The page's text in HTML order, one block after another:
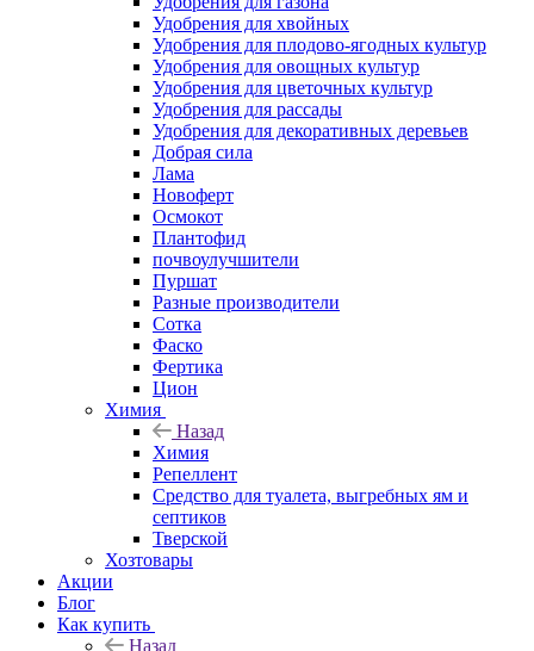
Удобрения для хвойных
Удобрения для плодово-ягодных культур
Удобрения для овощных культур
Удобрения для цветочных культур
Удобрения для рассады
Удобрения для декоративных деревьев
Добрая сила
Лама
Новоферт
Осмокот
Плантофид
почвоулучшители
Пуршат
Разные производители
Сотка
Фаско
Фертика
Цион
Химия
Назад
Химия
Репеллент
Средство для туалета, выгребных ям и
септиков
Тверской
Хозтовары
Акции
Блог
Как купить
Назад